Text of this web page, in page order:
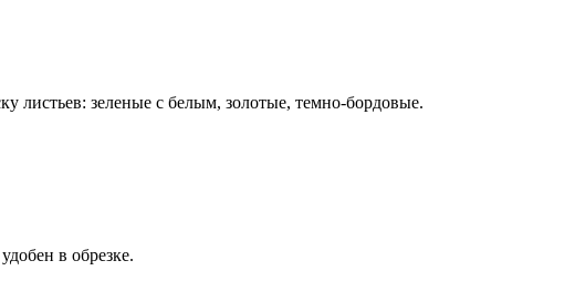
листьев: зеленые с белым, золотые, темно-бордовые.
в обрезке.